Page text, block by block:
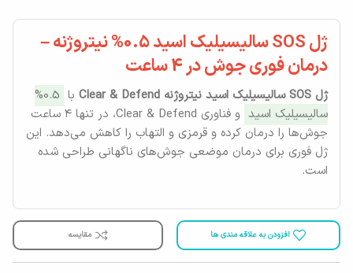
ژل SOS سالیسیلیک اسید 0.5% نیتروژنه –
درمان فوری جوش در 4 ساعت
ژل SOS سالیسیلیک اسید نیتروژنه Clear & Defend با
0.5%
سالیسیلیک اسید
و فناوری Clear & Defend، در تنها ۴ ساعت
جوش‌ها را درمان کرده و قرمزی و التهاب را کاهش می‌دهد. این
ژل فوری برای درمان موضعی جوش‌های ناگهانی طراحی شده
است.
افزودن به علاقه مندی ها مقایسه